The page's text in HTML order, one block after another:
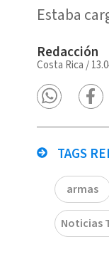
Estaba
Redacción
Costa Rica /
TAGS
armas
Noticias